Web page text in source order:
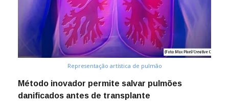
Representação artística de pulmão
Método inovador permite salvar pulmões
danificados antes de transplante